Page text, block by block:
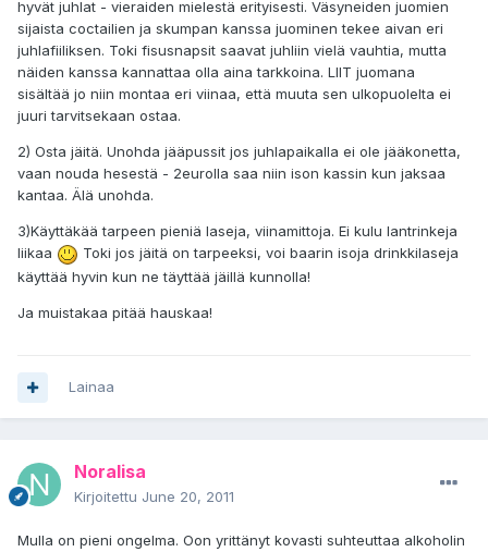
hyvät juhlat - vieraiden mielestä erityisesti. Väsyneiden juomien
sijaista coctailien ja skumpan kanssa juominen tekee aivan eri
juhlafiiliksen. Toki fisusnapsit saavat juhliin vielä vauhtia, mutta
näiden kanssa kannattaa olla aina tarkkoina. LIIT juomana
sisältää jo niin montaa eri viinaa, että muuta sen ulkopuolelta ei
juuri tarvitsekaan ostaa.
2) Osta jäitä. Unohda jääpussit jos juhlapaikalla ei ole jääkonetta,
vaan nouda hesestä - 2eurolla saa niin ison kassin kun jaksaa
kantaa. Älä unohda.
3)Käyttäkää tarpeen pieniä laseja, viinamittoja. Ei kulu lantrinkeja
liikaa
Toki jos jäitä on tarpeeksi, voi baarin isoja drinkkilaseja
käyttää hyvin kun ne täyttää jäillä kunnolla!
Ja muistakaa pitää hauskaa!
Lainaa
Noralisa
Kirjoitettu June 20, 2011
Mulla on pieni ongelma. Oon yrittänyt kovasti suhteuttaa alkoholin